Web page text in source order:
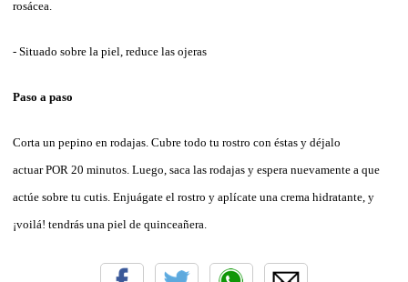
rosácea.
- Situado sobre la piel, reduce las ojeras
Paso a paso
Corta un pepino en rodajas. Cubre todo tu rostro con éstas y déjalo
actuar POR 20 minutos. Luego, saca las rodajas y espera nuevamente a que
actúe sobre tu cutis. Enjuágate el rostro y aplícate una crema hidratante, y
¡voilá! tendrás una piel de quinceañera.